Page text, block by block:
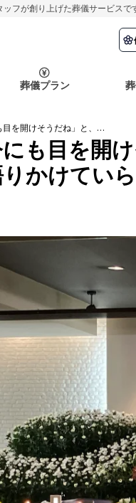
フが創り上げた葬儀サービスで
納棺の儀
ト
葬儀プラン
埼玉県
函館市
お客様の
供花のご
納棺の
埼玉県
お客様
供花の
「きれいだね」「今にも目を開けそうだね」と、やさしく語りかけていらっしゃいました。
にも目を開
かけてい